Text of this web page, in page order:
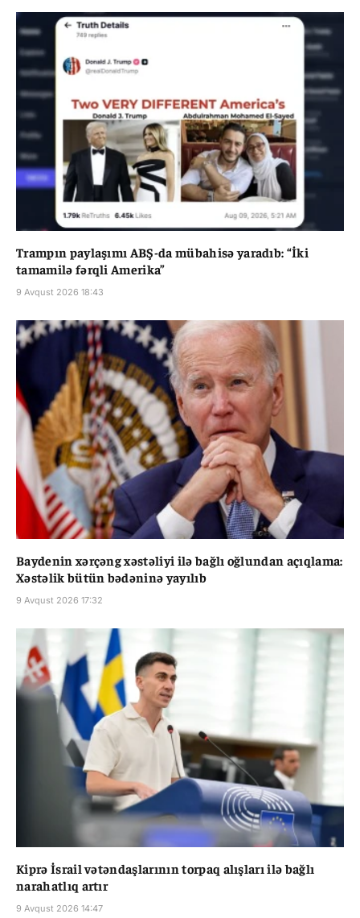
Trampın paylaşımı ABŞ-da mübahisə yaradıb: “İki
tamamilə fərqli Amerika”
9 Avqust 2026 18:43
Baydenin xərçəng xəstəliyi ilə bağlı oğlundan açıqlama:
Xəstəlik bütün bədəninə yayılıb
9 Avqust 2026 17:32
Kiprə İsrail vətəndaşlarının torpaq alışları ilə bağlı
narahatlıq artır
9 Avqust 2026 14:47